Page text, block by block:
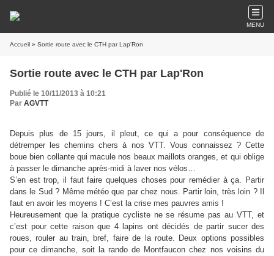
MENU
Accueil » Sortie route avec le CTH par Lap'Ron
Sortie route avec le CTH par Lap'Ron
Publié le 10/11/2013 à 10:21
Par AGVTT
Depuis plus de 15 jours, il pleut, ce qui a pour conséquence de
détremper les chemins chers à nos VTT. Vous connaissez ? Cette
boue bien collante qui macule nos beaux maillots oranges, et qui oblige
à passer le dimanche après-midi à laver nos vélos…
S’en est trop, il faut faire quelques choses pour remédier à ça. Partir
dans le Sud ? Même météo que par chez nous. Partir loin, très loin ? Il
faut en avoir les moyens ! C’est la crise mes pauvres amis !
Heureusement que la pratique cycliste ne se résume pas au VTT, et
c’est pour cette raison que 4 lapins ont décidés de partir sucer des
roues, rouler au train, bref, faire de la route. Deux options possibles
pour ce dimanche, soit la rando de Montfaucon chez nos voisins du